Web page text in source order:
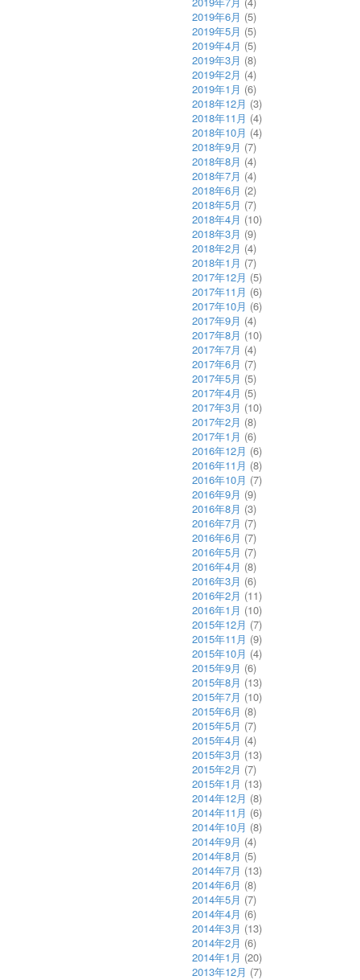
2019年6月 (5)
2019年5月 (5)
2019年4月 (5)
2019年3月 (8)
2019年2月 (4)
2019年1月 (6)
2018年12月 (3)
2018年11月 (4)
2018年10月 (4)
2018年9月 (7)
2018年8月 (4)
2018年7月 (4)
2018年6月 (2)
2018年5月 (7)
2018年4月 (10)
2018年3月 (9)
2018年2月 (4)
2018年1月 (7)
2017年12月 (5)
2017年11月 (6)
2017年10月 (6)
2017年9月 (4)
2017年8月 (10)
2017年7月 (4)
2017年6月 (7)
2017年5月 (5)
2017年4月 (5)
2017年3月 (10)
2017年2月 (8)
2017年1月 (6)
2016年12月 (6)
2016年11月 (8)
2016年10月 (7)
2016年9月 (9)
2016年8月 (3)
2016年7月 (7)
2016年6月 (7)
2016年5月 (7)
2016年4月 (8)
2016年3月 (6)
2016年2月 (11)
2016年1月 (10)
2015年12月 (7)
2015年11月 (9)
2015年10月 (4)
2015年9月 (6)
2015年8月 (13)
2015年7月 (10)
2015年6月 (8)
2015年5月 (7)
2015年4月 (4)
2015年3月 (13)
2015年2月 (7)
2015年1月 (13)
2014年12月 (8)
2014年11月 (6)
2014年10月 (8)
2014年9月 (4)
2014年8月 (5)
2014年7月 (13)
2014年6月 (8)
2014年5月 (7)
2014年4月 (6)
2014年3月 (13)
2014年2月 (6)
2014年1月 (20)
2013年12月 (7)